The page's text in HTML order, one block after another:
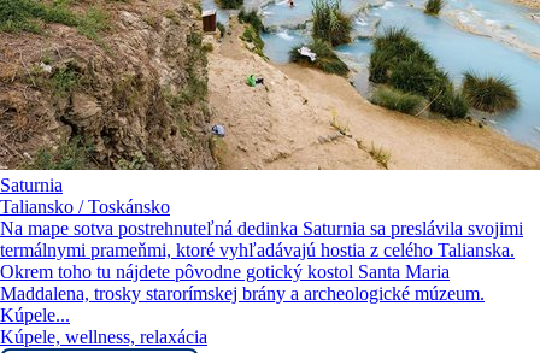
Saturnia
Taliansko / Toskánsko
Na mape sotva postrehnuteľná dedinka Saturnia sa preslávila svojimi
termálnymi prameňmi, ktoré vyhľadávajú hostia z celého Talianska.
Okrem toho tu nájdete pôvodne gotický kostol Santa Maria
Maddalena, trosky starorímskej brány a archeologické múzeum.
Kúpele...
Kúpele, wellness, relaxácia